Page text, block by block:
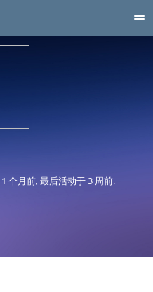
1 个月前, 最后活动于3 周前.